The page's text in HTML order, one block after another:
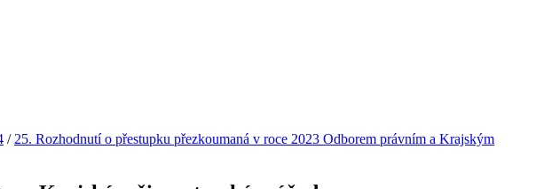
/ 25. Rozhodnutí o přestupku přezkoumaná v roce 2023 Odborem právním a Krajským